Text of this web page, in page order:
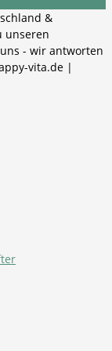
&
unseren
- wir antworten
vita.de |